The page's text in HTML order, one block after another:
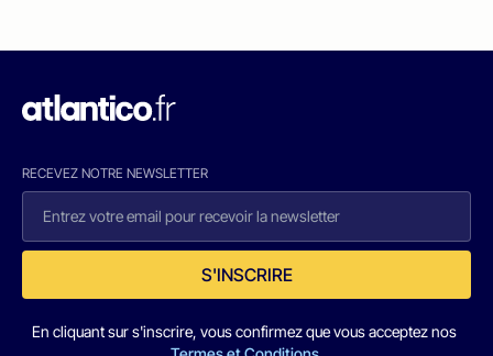
RECEVEZ NOTRE NEWSLETTER
S'INSCRIRE
En cliquant sur s'inscrire, vous confirmez que vous acceptez nos